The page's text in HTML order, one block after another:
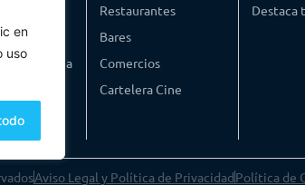
en
uso
turismo
multimedia
Restaurantes
Bares
Comercios
Cartelera Cine
Destaca
Aviso Legal y Política de PrivacidadPolítica de